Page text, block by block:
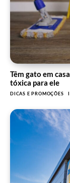
Têm gato em
tóxica para ele
DICAS E PROMOÇÕES